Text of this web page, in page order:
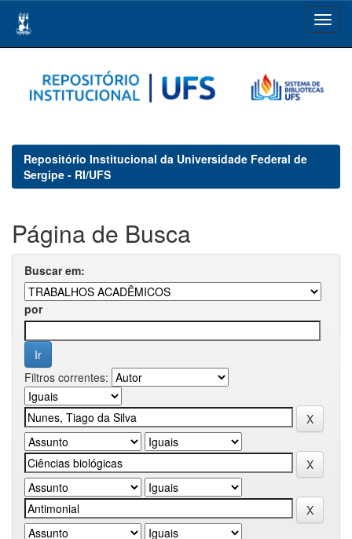
navigation
Repositório Institucional da Universidade Federal de
Sergipe - RI/UFS
Página de Busca
Buscar em:
por
Filtros correntes: